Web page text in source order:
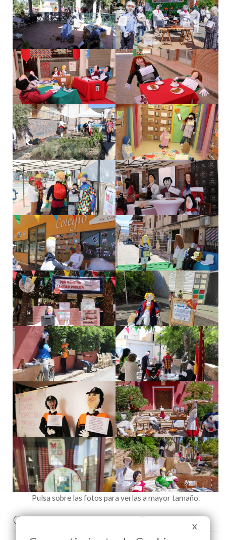
Pulsa sobre las fotos para verlas a mayor tamaño.
Comenta esta noticia en Facebook X